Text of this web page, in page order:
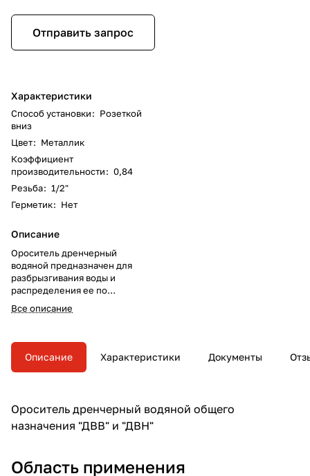
Отправить запрос
Характеристики
Способ установки: Розеткой
вниз
Цвет: Металлик
Коэффициент
производительности: 0,84
Резьба: 1/2"
Герметик: Нет
Описание
Ороситель дренчерный
водяной предназначен для
разбрызгивания воды и
распределения ее по
защищаемой площади с целью
тушения очагов пожара или их
создания водяных завес в
автоматических установках
пожаротушения.
Все описание
Описание Характеристики Документы
Ороситель дренчерный водяной общего
назначения "ДВВ" и "ДВН"
Область применения